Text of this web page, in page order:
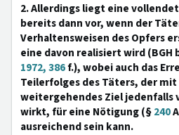
2. Allerdings liegt eine
bereits dann vor, wenn der
Verhaltensweisen des Opfers
eine davon realisiert wird (BGH
1972, 386f.), wobei auch das
Teilerfolges des Täters, der
weitergehendes Ziel jedenfalls
wirkt, für eine Nötigung (§240
ausreichend sein kann.